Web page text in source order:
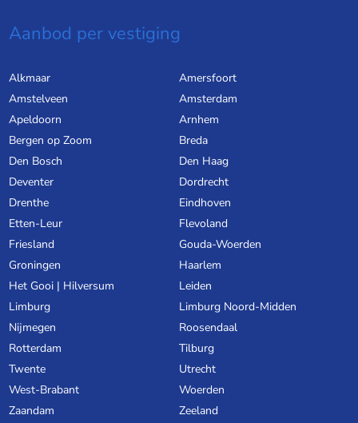
Aanbod per vestiging
Alkmaar
Amersfoort
Amstelveen
Amsterdam
Apeldoorn
Arnhem
Bergen op Zoom
Breda
Den Bosch
Den Haag
Deventer
Dordrecht
Drenthe
Eindhoven
Etten-Leur
Flevoland
Friesland
Gouda-Woerden
Groningen
Haarlem
Het Gooi | Hilversum
Leiden
Limburg
Limburg Noord-Midden
Nijmegen
Roosendaal
Rotterdam
Tilburg
Twente
Utrecht
West-Brabant
Woerden
Zaandam
Zeeland